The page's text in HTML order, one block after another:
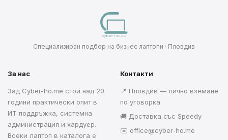
Специализиран подбор на бизнес лаптопи · Пловдив
За нас
Зад Cyber-ho.me стои над 20
години практически опит в
ИТ поддръжка, системна
администрация и хардуер.
Всеки лаптоп в каталога е
Контакти
📍 Пловдив — лично вземане
по уговорка
🚚 Доставка със Speedy
✉️ office@cyber-ho.me